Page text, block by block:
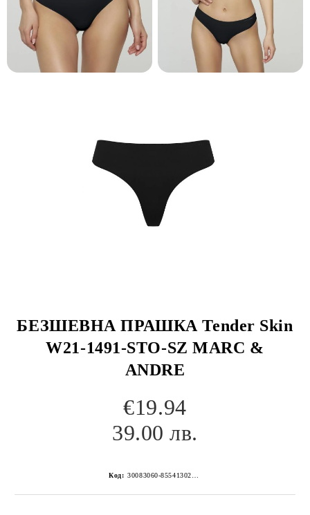
БЕЗШЕВНА ПРАШКА Tender Skin
W21-1491-STO-SZ MARC &
ANDRE
€19.94
39.00 лв.
Код: